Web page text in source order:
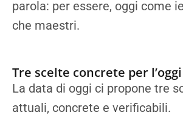
parola: per essere, oggi come
che maestri.
Tre scelte concrete per l’oggi
La data di oggi ci propone tre
attuali, concrete e verificabili.